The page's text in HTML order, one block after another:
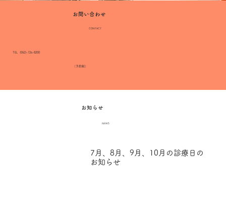
お問い合わせ
CONTACT
TEL (052)-726-8200
（予約制）
7月、8月、9月、10月の診療日の
お知らせ
お知らせ
NEWS